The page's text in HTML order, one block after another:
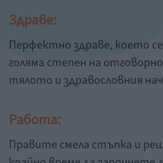
Здраве:
Перфектно здраве, което
голяма степен на
тялото и здравословния
Работа:
Правите смела стъпка и